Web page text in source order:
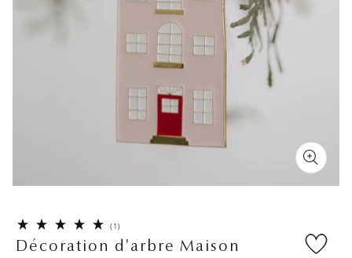
(1)
total
des
Décoration d'arbre Maison